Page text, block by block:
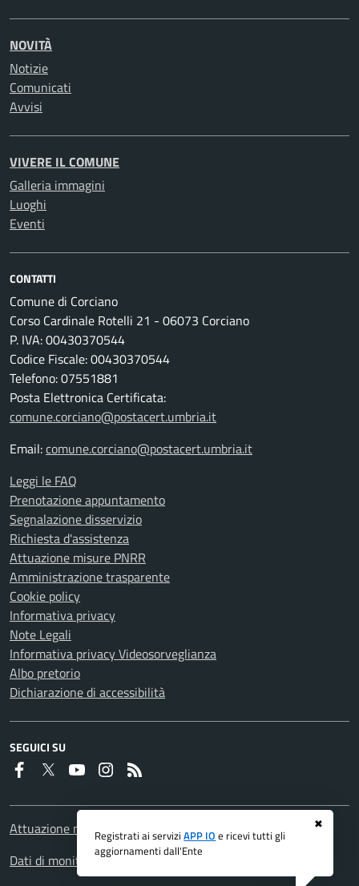
✖
Registrati ai serviziAPP IO e ricevi tutti gli
aggiornamenti dall'Ente
NOVITÀ
Notizie
Comunicati
Avvisi
VIVERE IL COMUNE
Galleria immagini
Luoghi
Eventi
CONTATTI
Comune di Corciano
Corso Cardinale Rotelli 21 - 06073 Corciano
P. IVA: 00430370544
Codice Fiscale: 00430370544
Telefono: 07551881
Posta Elettronica Certificata:
comune.corciano@postacert.umbria.it
Email:comune.corciano@postacert.umbria.it
Leggi le FAQ
Prenotazione appuntamento
Segnalazione disservizio
Richiesta d'assistenza
Attuazione misure PNRR
Amministrazione trasparente
Cookie policy
Informativa privacy
Note Legali
Informativa privacy Videosorveglianza
Albo pretorio
Dichiarazione di accessibilità
SEGUICI SU
Faceboook
Twitter YoutubeInstagram
Attuazione misure PNRR
Dati di monitoraggio